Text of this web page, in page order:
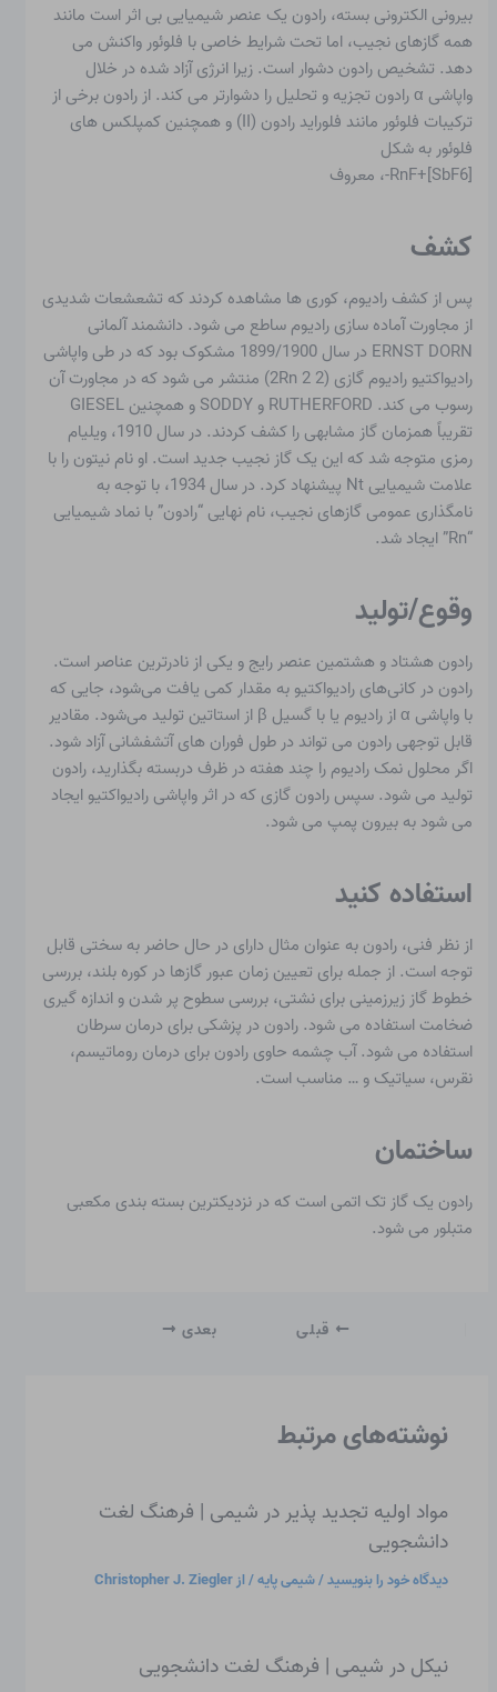
بیرونی الکترونی بسته، رادون یک عنصر شیمیایی بی اثر است مانند
همه گازهای نجیب، اما تحت شرایط خاصی با فلوئور واکنش می
دهد. تشخیص رادون دشوار است. زیرا انرژی آزاد شده در خلال
واپاشی α رادون تجزیه و تحلیل را دشوارتر می کند. از رادون برخی از
ترکیبات فلوئور مانند فلوراید رادون (II) و همچنین کمپلکس های
فلوئور به شکل
RnF+[SbF6]-، معروف
کشف
پس از کشف رادیوم، کوری ها مشاهده کردند که تشعشعات شدیدی
از مجاورت آماده سازی رادیوم ساطع می شود. دانشمند آلمانی
ERNST DORN در سال 1899/1900 مشکوک بود که در طی واپاشی
رادیواکتیو رادیوم گازی (2 2 2Rn) منتشر می شود که در مجاورت آن
رسوب می کند. RUTHERFORD و SODDY و همچنین GIESEL
تقریباً همزمان گاز مشابهی را کشف کردند. در سال 1910، ویلیام
رمزی متوجه شد که این یک گاز نجیب جدید است. او نام نیتون را با
علامت شیمیایی Nt پیشنهاد کرد. در سال 1934، با توجه به
نامگذاری عمومی گازهای نجیب، نام نهایی “رادون” با نماد شیمیایی
“Rn” ایجاد شد.
وقوع/تولید
رادون هشتاد و هشتمین عنصر رایج و یکی از نادرترین عناصر است.
رادون در کانی‌های رادیواکتیو به مقدار کمی یافت می‌شود، جایی که
با واپاشی α از رادیوم یا با گسیل β از استاتین تولید می‌شود. مقادیر
قابل توجهی رادون می تواند در طول فوران های آتشفشانی آزاد شود.
اگر محلول نمک رادیوم را چند هفته در ظرف دربسته بگذارید، رادون
تولید می شود. سپس رادون گازی که در اثر واپاشی رادیواکتیو ایجاد
می شود به بیرون پمپ می شود.
استفاده کنید
از نظر فنی، رادون به عنوان مثال دارای در حال حاضر به سختی قابل
توجه است. از جمله برای تعیین زمان عبور گازها در کوره بلند، بررسی
خطوط گاز زیرزمینی برای نشتی، بررسی سطوح پر شدن و اندازه گیری
ضخامت استفاده می شود. رادون در پزشکی برای درمان سرطان
استفاده می شود. آب چشمه حاوی رادون برای درمان روماتیسم،
نقرس، سیاتیک و … مناسب است.
ساختمان
رادون یک گاز تک اتمی است که در نزدیکترین بسته بندی مکعبی
متبلور می شود.
قبلی بعدی
نوشته‌های مرتبط
مواد اولیه تجدید پذیر در شیمی | فرهنگ لغت
دانشجویی
دیدگاه‌ خود را بنویسید/شیمی پایه/ از Christopher J. Ziegler
نیکل در شیمی | فرهنگ لغت دانشجویی